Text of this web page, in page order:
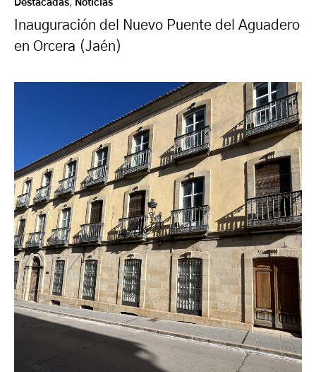
Destacadas, Noticias
Inauguración del Nuevo Puente del Aguadero
en Orcera (Jaén)